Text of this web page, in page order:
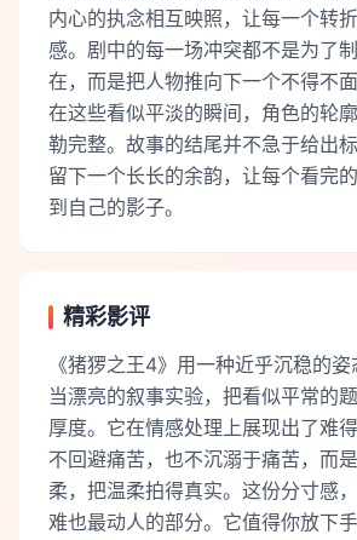
内心的执念相互映照，让每一个转
感。剧中的每一场冲突都不是为了
在，而是把人物推向下一个不得不
在这些看似平淡的瞬间，角色的轮
勒完整。故事的结尾并不急于给出
留下一个长长的余韵，让每个看完
到自己的影子。
精彩影评
《猪猡之王4》用一种近乎沉稳的
当漂亮的叙事实验，把看似平常的
厚度。它在情感处理上展现出了
不回避痛苦，也不沉溺于痛苦，而
柔，把温柔拍得真实。这份分寸感
难也最动人的部分。它值得你放下